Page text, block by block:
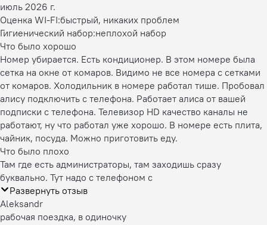
июль 2026 г.
Оценка WI-FI:быстрый, никаких проблем
Гигиенический набор:неплохой набор
Что было хорошо
Номер убирается. Есть кондиционер. В этом номере была
сетка на окне от комаров. Видимо не все номера с сетками
от комаров. Холодильник в номере работал тише. Пробовал
алису подключить с телефона. Работает алиса от вашей
подписки с телефона. Телевизор HD качество каналы не
работают, ну что работал уже хорошо. В номере есть плита,
чайник, посуда. Можно приготовить еду.
Что было плохо
Там где есть администраторы, там заходишь сразу
буквально. Тут надо с телефоном с
Развернуть отзыв
Aleksandr
рабочая поездка, в одиночку